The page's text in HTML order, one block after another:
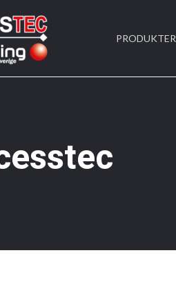
PRODUKTER